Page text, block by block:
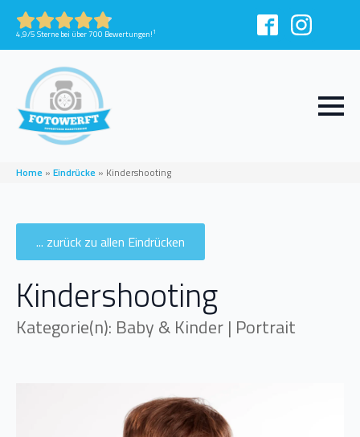
4,9/5 Sterne bei über 700 Bewertungen!1
Home » Eindrücke » Kindershooting
... zurück zu allen Eindrücken
Kindershooting
Kategorie(n): Baby & Kinder | Portrait